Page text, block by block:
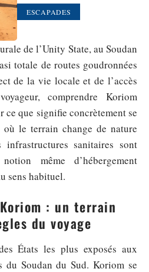
ESCAPADES
de l’Unity State, au Soudan
totale de routes goudronnées
de la vie locale et de l’accès
comprendre Koriom
ce que signifie concrètement se
où le terrain change de nature
sanitaires sont
même d’hébergement
sens habituel.
: un terrain
du voyage
États les plus exposés aux
du Soudan du Sud. Koriom se